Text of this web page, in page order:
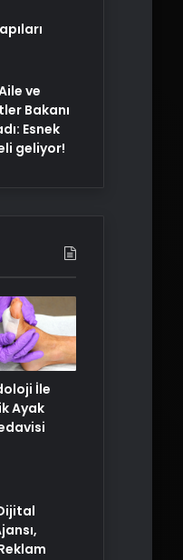
ve
Bakanı
Esnek
geliyor!
İle
Ayak